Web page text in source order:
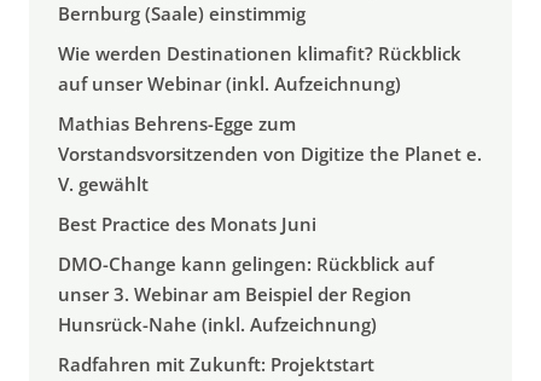
Bernburg (Saale) einstimmig
Wie werden Destinationen klimafit? Rückblick
auf unser Webinar (inkl. Aufzeichnung)
Mathias Behrens-Egge zum
Vorstandsvorsitzenden von Digitize the Planet e.
V. gewählt
Best Practice des Monats Juni
DMO-Change kann gelingen: Rückblick auf
unser 3. Webinar am Beispiel der Region
Hunsrück-Nahe (inkl. Aufzeichnung)
Radfahren mit Zukunft: Projektstart